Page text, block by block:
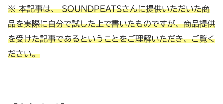
※ 本記事は、 SOUNDPEATSさんに提供いただいた商
品を実際に自分で試した上で書いたものですが、商品提供
を受けた記事であるということをご理解いただき、ご覧く
ださい。